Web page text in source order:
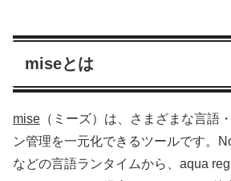
miseとは
mise （ミーズ）は、さまざまな言語
ン管理を一元化できるツールです。
などの言語ランタイムから、aqua